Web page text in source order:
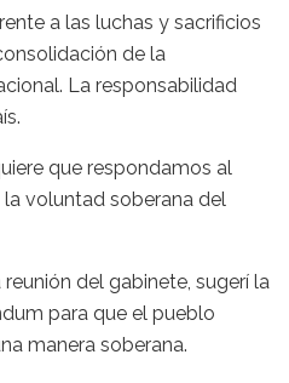
a las luchas y sacrificios
de la
La responsabilidad
que respondamos al
voluntad soberana del
del gabinete, sugerí la
para que el pueblo
manera soberana.